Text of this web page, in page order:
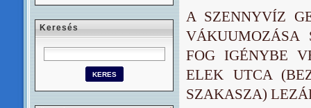
A SZENNYVÍZ
VÁKUUMOZÁSA
FOG IGÉNYBE
ELEK UTCA
SZAKASZA)
Keresés